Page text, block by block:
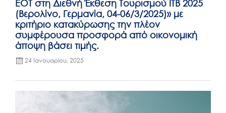
ΕΟΤ στη Διεθνή Έκθεση Τουρισμού ITB 2025
(Βερολίνο, Γερμανία, 04-06/3/2025)» με
κριτήριο κατακύρωσης την πλέον
συμφέρουσα προσφορά από οικονομική
άποψη βάσει τιμής.
24 Ιανουαρίου, 2025